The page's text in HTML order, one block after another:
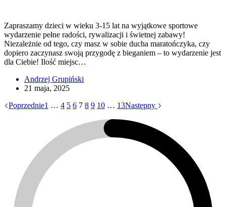
Zapraszamy dzieci w wieku 3-15 lat na wyjątkowe sportowe
wydarzenie pełne radości, rywalizacji i świetnej zabawy!
Niezależnie od tego, czy masz w sobie ducha maratończyka, czy
dopiero zaczynasz swoją przygodę z bieganiem – to wydarzenie jest
dla Ciebie! Ilość miejsc…
Andrzej Grupiński
21 maja, 2025
Poprzednie1 … 4 5 6 7 8 9 10 … 13Następny